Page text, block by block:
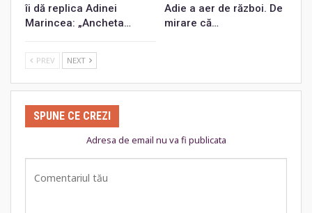
îi dă replica Adinei
Marincea: „Ancheta…
Adie a aer de război. De
mirare că…
PREV NEXT
SPUNE CE CREZI
Adresa de email nu va fi publicata